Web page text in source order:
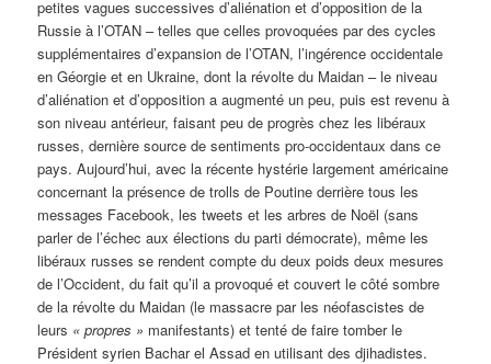
petites vagues successives d’aliénation et d’opposition de la
Russie à l’OTAN – telles que celles provoquées par des cycles
supplémentaires d’expansion de l’OTAN, l’ingérence occidentale
en Géorgie et en Ukraine, dont la révolte du Maidan – le niveau
d’aliénation et d’opposition a augmenté un peu, puis est revenu à
son niveau antérieur, faisant peu de progrès chez les libéraux
russes, dernière source de sentiments pro-occidentaux dans ce
pays. Aujourd’hui, avec la récente hystérie largement américaine
concernant la présence de trolls de Poutine derrière tous les
messages Facebook, les tweets et les arbres de Noël (sans
parler de l’échec aux élections du parti démocrate), même les
libéraux russes se rendent compte du deux poids deux mesures
de l’Occident, du fait qu’il a provoqué et couvert le côté sombre
de la révolte du Maidan (le massacre par les néofascistes de
leurs «propres » manifestants) et tenté de faire tomber le
Président syrien Bachar el Assad en utilisant des djihadistes.